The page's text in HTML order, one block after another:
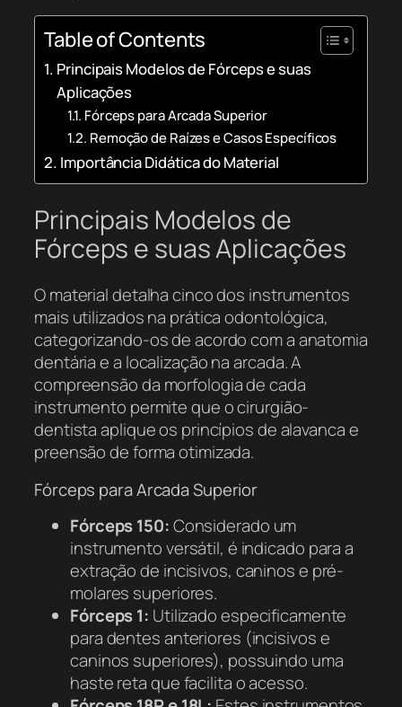
Table of Contents
Principais Modelos de Fórceps e suas
Aplicações
Fórceps para Arcada Superior
Remoção de Raízes e Casos Específicos
Importância Didática do Material
Principais Modelos de
Fórceps e suas Aplicações
O material detalha cinco dos instrumentos
mais utilizados na prática odontológica,
categorizando-os de acordo com a anatomia
dentária e a localização na arcada. A
compreensão da morfologia de cada
instrumento permite que o cirurgião-
dentista aplique os princípios de alavanca e
preensão de forma otimizada.
Fórceps para Arcada Superior
Fórceps 150:Considerado um
instrumento versátil, é indicado para a
extração de incisivos, caninos e pré-
molares superiores.
Fórceps 1: Utilizado especificamente
para dentes anteriores (incisivos e
caninos superiores), possuindo uma
haste reta que facilita o acesso.